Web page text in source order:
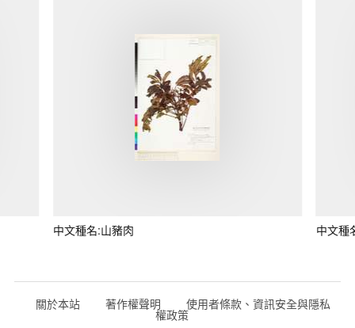
中文種名:山豬肉 中文種
關於本站 著作權聲明 使用者條款、資訊安全與隱私
權政策